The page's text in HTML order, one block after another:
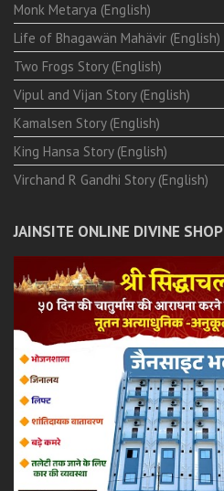
Monk Metarya (English)
Life of Bhagawän Mahävir (English)
Two Frogs Story (English)
Vipul and Vijan Story (English)
Kamalsen Story (English)
King Hansa Story (English)
Virchand R Gandhi Story (English)
JAINSITE ONLINE DIVINE SHOP